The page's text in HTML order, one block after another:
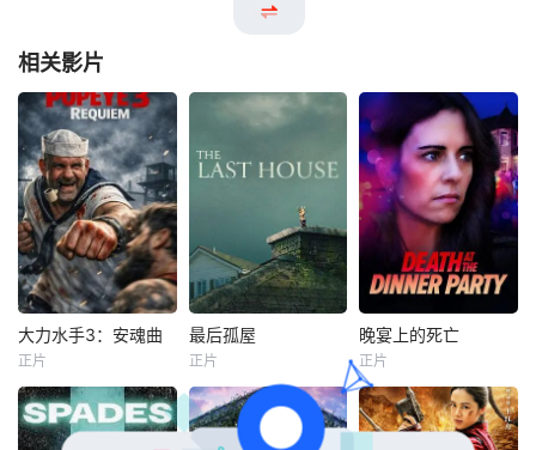
相关影片
大力水手3：安魂曲
Amy
一支秘密科研小队
大力水手3：安魂曲
正片
最后孤屋
瓦格纳·马拉
最后孤屋
正片
晚宴上的死亡
Lidstone
卡梅伦·布罗德
晚宴上的死亡
正片